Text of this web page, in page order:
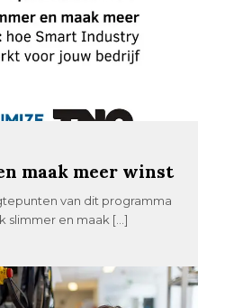
maak meer winst
van dit programma
slimmer en maak […]